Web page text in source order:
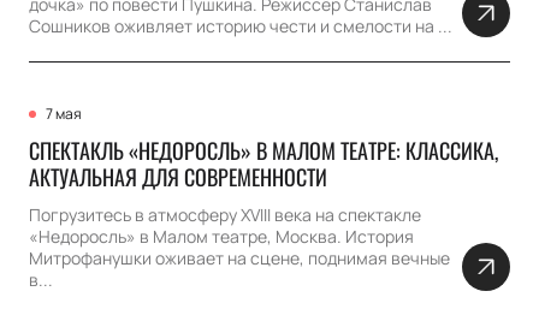
Сошников оживляет историю чести и смелости на ...
7 мая
СПЕКТАКЛЬ «НЕДОРОСЛЬ» В МАЛОМ ТЕАТРЕ: КЛАССИКА,
АКТУАЛЬНАЯ ДЛЯ СОВРЕМЕННОСТИ
Погрузитесь в атмосферу XVIII века на спектакле
«Недоросль» в Малом театре, Москва. История
Митрофанушки оживает на сцене, поднимая вечные
в...